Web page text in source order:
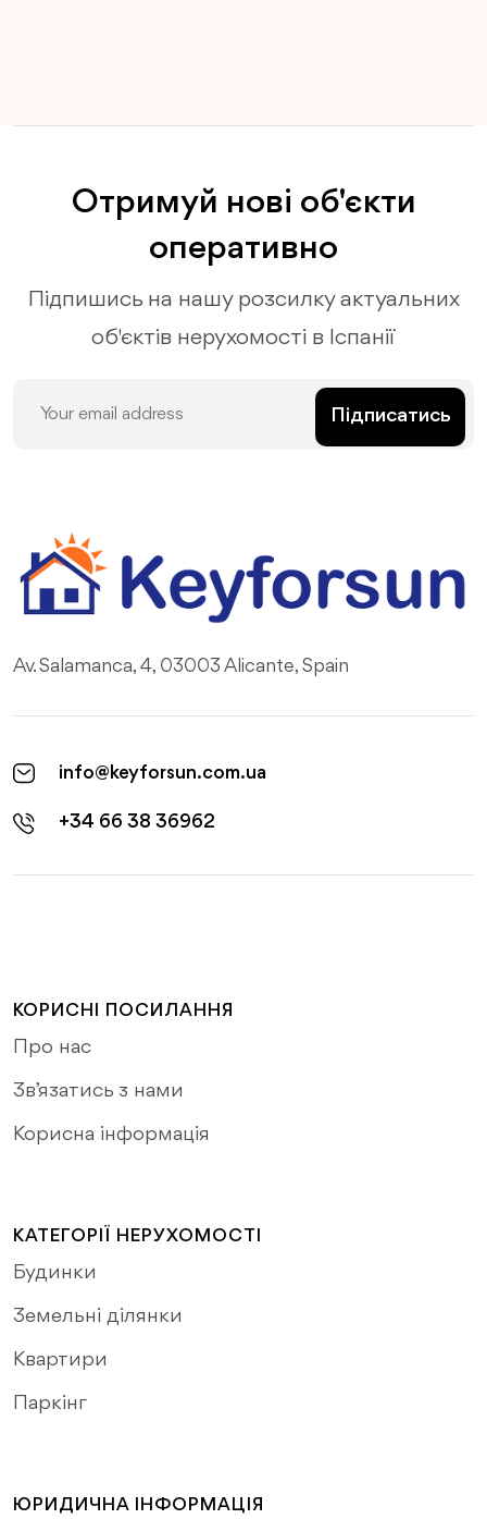
Отримуй нові об'єкти
оперативно
Підпишись на нашу розсилку актуальних
об'єктів нерухомості в Іспанії
Підписатись
Av. Salamanca, 4, 03003 Alicante, Spain
info@keyforsun.com.ua
+34 66 38 36962
КОРИСНІ ПОСИЛАННЯ
Про нас
Зв’язатись з нами
Корисна інформація
КАТЕГОРІЇ НЕРУХОМОСТІ
Будинки
Земельні ділянки
Квартири
Паркінг
ЮРИДИЧНА ІНФОРМАЦІЯ